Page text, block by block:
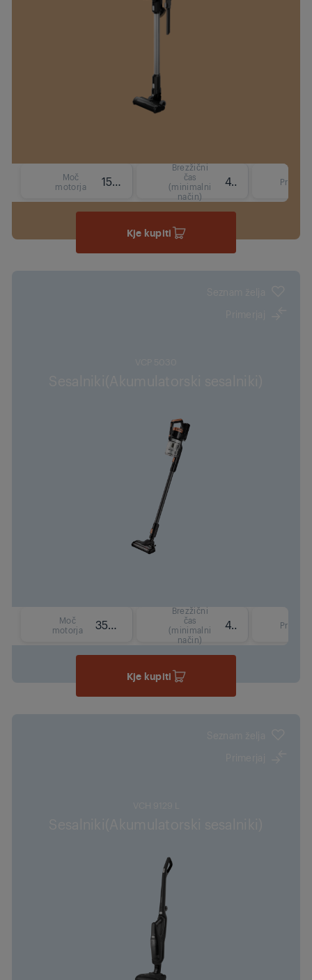
Moč
motorja
150
Brezžični
čas
(minimalni
način)
45 min
Kje kupiti
Moč
motorja
350 W
Brezžični
čas
(minimalni
način)
45 min
Kje kupiti